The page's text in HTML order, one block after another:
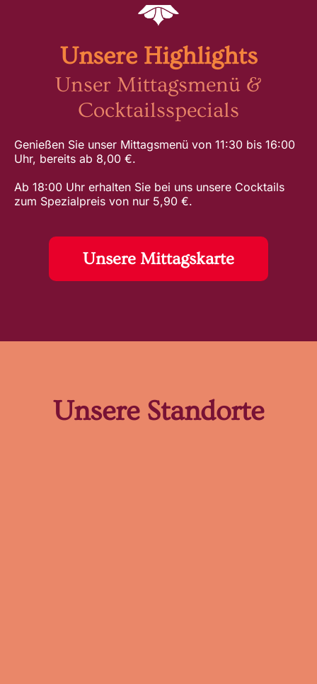
Unsere Highlights
Unser Mittagsmenü &
Cocktailsspecials
Genießen Sie unser Mittagsmenü von 11:30 bis 16:00
Uhr, bereits ab 8,00 €.
Ab 18:00 Uhr erhalten Sie bei uns unsere Cocktails
zum Spezialpreis von nur 5,90 €.
Unsere Mittagskarte
Unsere Standorte